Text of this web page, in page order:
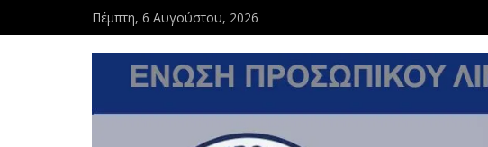
Πέμπτη, 6 Αυγούστου, 2026